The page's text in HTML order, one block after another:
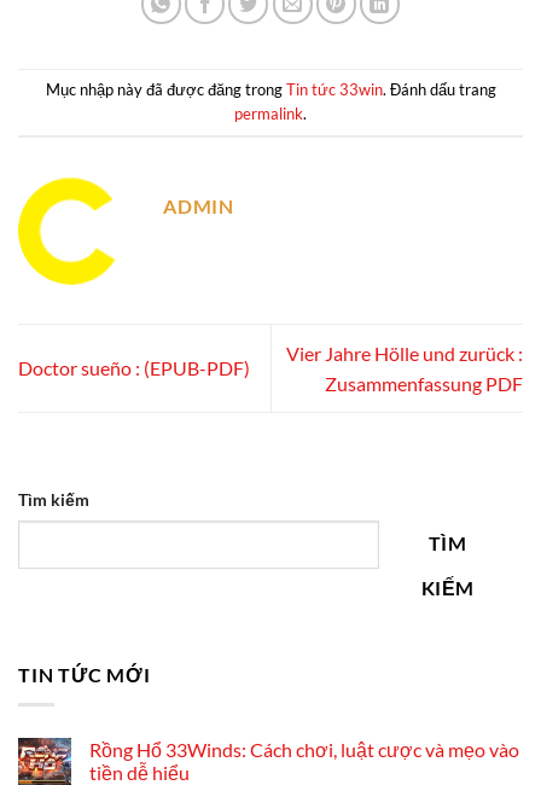
Mục nhập này đã được đăng trongTin tức 33win. Đánh dấu trang
permalink.
ADMIN
Doctor sueño : (EPUB-PDF)
Vier Jahre Hölle und zurück :
Zusammenfassung PDF
Tìm kiếm
TÌM
KIẾM
TIN TỨC MỚI
Rồng Hổ 33Winds: Cách chơi, luật cược và mẹo vào
tiền dễ hiểu